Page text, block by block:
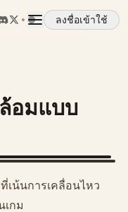
ลงชื่อเข้าใช้
อมแบบ
เน้นการเคลื่อนไหว
กม